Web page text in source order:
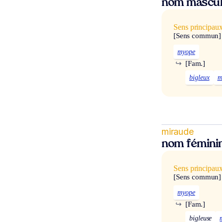
nom
Sens
[Sens commun]
myope
[Fam.]
↪
bigleux
miraude
nom
Sens
[Sens commun]
myope
[Fam.]
↪
bigleuse